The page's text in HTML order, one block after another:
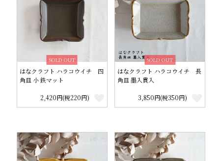
SOLD OUT
はなクラフト ハラコウイチ 四
角皿 小 鉄マット
2,420円(税220円)
SOLD OUT
はなクラフト ハラコウイチ 長
角皿 墨入貫入
3,850円(税350円)